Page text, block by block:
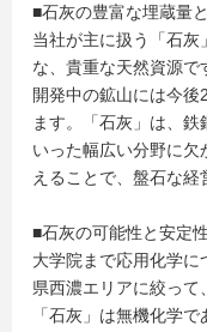
■石灰の豊富な埋蔵量
当社が主に扱う「石
な、貴重な天然資源で
開発中の鉱山には今
ます。「石灰」は、
いった幅広い分野に欠
えることで、盤石な経
■石灰の可能性と安定
大学院まで応用化学
県西濃エリアに絞って
「石灰」は無機化学